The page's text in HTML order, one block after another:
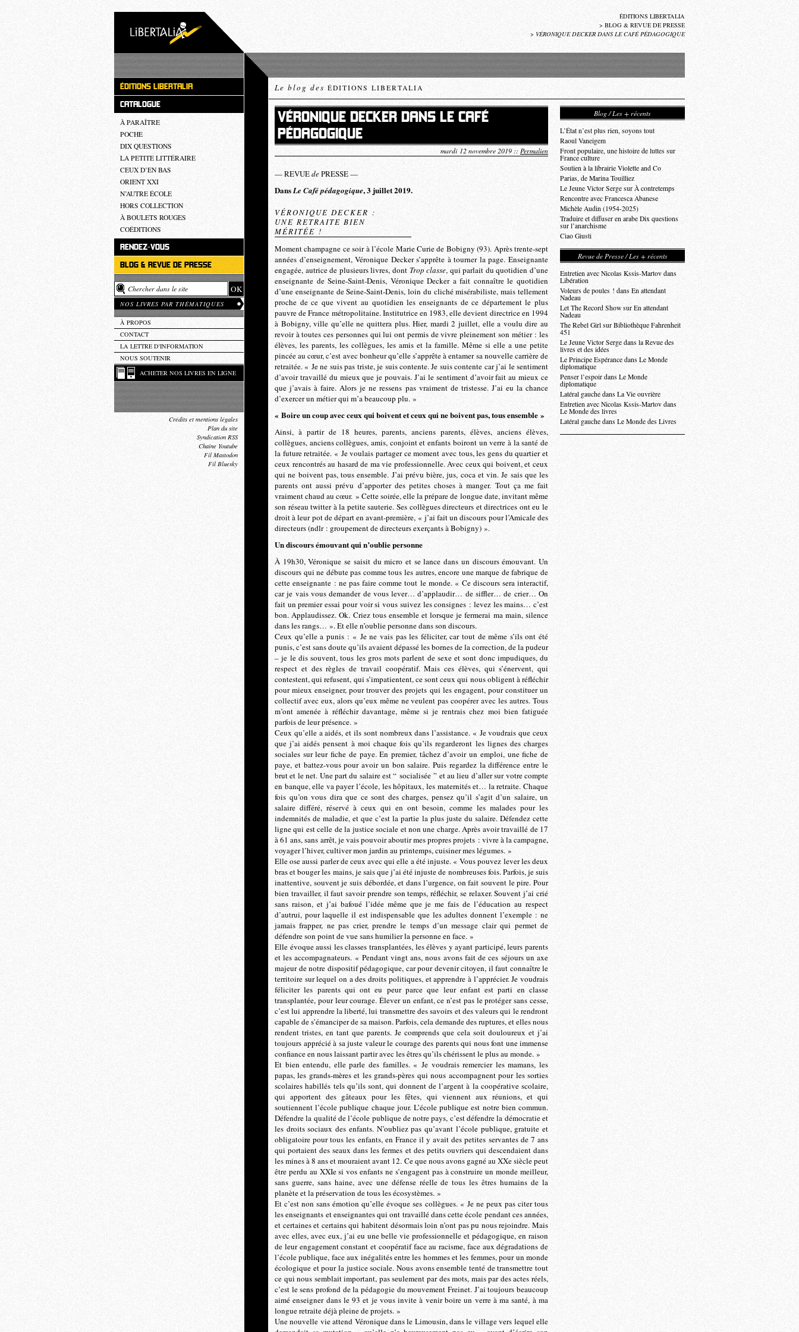
ÉDITIONS LIBERTALIA
> BLOG & REVUE DE PRESSE
> VÉRONIQUE DECKER DANS LE CAFÉ PÉDAGOGIQUE
ÉDITIONS LIBERTALIA
CATALOGUE
À PARAÎTRE
POCHE
DIX QUESTIONS
LA PETITE LITTÉRAIRE
CEUX D’EN BAS
ORIENT XXI
N’AUTRE ÉCOLE
HORS COLLECTION
À BOULETS ROUGES
COÉDITIONS
RENDEZ-VOUS
BLOG & REVUE DE PRESSE
NOS LIVRES PAR THÉMATIQUES
À PROPOS
CONTACT
LA LETTRE D'INFORMATION
NOUS SOUTENIR
ACHETER NOS LIVRES EN LIGNE
Crédits et mentions légales
Plan du site
Syndication RSS
Chaîne Youtube
Fil Mastodon
Fil Bluesky
Le blog des ÉDITIONS LIBERTALIA
VÉRONIQUE DECKER DANS LE CAFÉ
PÉDAGOGIQUE
mardi 12 novembre 2019 :: Permalien
— REVUEdePRESSE —
DansLe Café pédagogique, 3 juillet 2019.
VÉRONIQUE DECKER :
UNE RETRAITE BIEN
MÉRITÉE !
Moment champagne ce soir à l’école Marie Curie de Bobigny (93). Après trente-sept
années d’enseignement, Véronique Decker s’apprête à tourner la page. Enseignante
engagée, autrice de plusieurs livres, dont Trop classe, qui parlait du quotidien d’une
enseignante de Seine-Saint-Denis, Véronique Decker a fait connaître le quotidien
d’une enseignante de Seine-Saint-Denis, loin du cliché misérabiliste, mais tellement
proche de ce que vivent au quotidien les enseignants de ce département le plus
pauvre de France métropolitaine. Institutrice en 1983, elle devient directrice en 1994
à Bobigny, ville qu’elle ne quittera plus. Hier, mardi 2 juillet, elle a voulu dire au
revoir à toutes ces personnes qui lui ont permis de vivre pleinement son métier : les
élèves, les parents, les collègues, les amis et la famille. Même si elle a une petite
pincée au cœur, c’est avec bonheur qu’elle s’apprête à entamer sa nouvelle carrière de
retraitée. « Je ne suis pas triste, je suis contente. Je suis contente car j’ai le sentiment
d’avoir travaillé du mieux que je pouvais. J’ai le sentiment d’avoir fait au mieux ce
que j’avais à faire. Alors je ne ressens pas vraiment de tristesse. J’ai eu la chance
d’exercer un métier qui m’a beaucoup plu. »
« Boire un coup avec ceux qui boivent et ceux qui ne boivent pas, tous ensemble »
Ainsi, à partir de 18 heures, parents, anciens parents, élèves, anciens élèves,
collègues, anciens collègues, amis, conjoint et enfants boiront un verre à la santé de
la future retraitée. « Je voulais partager ce moment avec tous, les gens du quartier et
ceux rencontrés au hasard de ma vie professionnelle. Avec ceux qui boivent, et ceux
qui ne boivent pas, tous ensemble. J’ai prévu bière, jus, coca et vin. Je sais que les
parents ont aussi prévu d’apporter des petites choses à manger. Tout ça me fait
vraiment chaud au cœur. » Cette soirée, elle la prépare de longue date, invitant même
son réseau twitter à la petite sauterie. Ses collègues directeurs et directrices ont eu le
droit à leur pot de départ en avant-première, « j’ai fait un discours pour l’Amicale des
directeurs (ndlr : groupement de directeurs exerçants à Bobigny) ».
Un discours émouvant qui n’oublie personne
À 19h30, Véronique se saisit du micro et se lance dans un discours émouvant. Un
discours qui ne débute pas comme tous les autres, encore une marque de fabrique de
cette enseignante : ne pas faire comme tout le monde. « Ce discours sera interactif,
car je vais vous demander de vous lever… d’applaudir… de siffler… de crier… On
fait un premier essai pour voir si vous suivez les consignes : levez les mains… c’est
bon. Applaudissez. Ok. Criez tous ensemble et lorsque je fermerai ma main, silence
dans les rangs… ». Et elle n’oublie personne dans son discours.
Ceux qu’elle a punis : « Je ne vais pas les féliciter, car tout de même s’ils ont été
punis, c’est sans doute qu’ils avaient dépassé les bornes de la correction, de la pudeur
– je le dis souvent, tous les gros mots parlent de sexe et sont donc impudiques, du
respect et des règles de travail coopératif. Mais ces élèves, qui s’énervent, qui
contestent, qui refusent, qui s’impatientent, ce sont ceux qui nous obligent à réfléchir
pour mieux enseigner, pour trouver des projets qui les engagent, pour constituer un
collectif avec eux, alors qu’eux même ne veulent pas coopérer avec les autres. Tous
m’ont amenée à réfléchir davantage, même si je rentrais chez moi bien fatiguée
parfois de leur présence. »
Ceux qu’elle a aidés, et ils sont nombreux dans l’assistance. « Je voudrais que ceux
que j’ai aidés pensent à moi chaque fois qu’ils regarderont les lignes des charges
sociales sur leur fiche de paye. En premier, tâchez d’avoir un emploi, une fiche de
paye, et battez-vous pour avoir un bon salaire. Puis regardez la différence entre le
brut et le net. Une part du salaire est “ socialisée ” et au lieu d’aller sur votre compte
en banque, elle va payer l’école, les hôpitaux, les maternités et… la retraite. Chaque
fois qu’on vous dira que ce sont des charges, pensez qu’il s’agit d’un salaire, un
salaire différé, réservé à ceux qui en ont besoin, comme les malades pour les
indemnités de maladie, et que c’est la partie la plus juste du salaire. Défendez cette
ligne qui est celle de la justice sociale et non une charge. Après avoir travaillé de 17
à 61 ans, sans arrêt, je vais pouvoir aboutir mes propres projets : vivre à la campagne,
voyager l’hiver, cultiver mon jardin au printemps, cuisiner mes légumes. »
Elle ose aussi parler de ceux avec qui elle a été injuste. « Vous pouvez lever les deux
bras et bouger les mains, je sais que j’ai été injuste de nombreuses fois. Parfois, je suis
inattentive, souvent je suis débordée, et dans l’urgence, on fait souvent le pire. Pour
bien travailler, il faut savoir prendre son temps, réfléchir, se relaxer. Souvent j’ai crié
sans raison, et j’ai bafoué l’idée même que je me fais de l’éducation au respect
d’autrui, pour laquelle il est indispensable que les adultes donnent l’exemple : ne
jamais frapper, ne pas crier, prendre le temps d’un message clair qui permet de
défendre son point de vue sans humilier la personne en face. »
Elle évoque aussi les classes transplantées, les élèves y ayant participé, leurs parents
et les accompagnateurs. « Pendant vingt ans, nous avons fait de ces séjours un axe
majeur de notre dispositif pédagogique, car pour devenir citoyen, il faut connaître le
territoire sur lequel on a des droits politiques, et apprendre à l’apprécier. Je voudrais
féliciter les parents qui ont eu peur parce que leur enfant est parti en classe
transplantée, pour leur courage. Élever un enfant, ce n’est pas le protéger sans cesse,
c’est lui apprendre la liberté, lui transmettre des savoirs et des valeurs qui le rendront
capable de s’émanciper de sa maison. Parfois, cela demande des ruptures, et elles nous
rendent tristes, en tant que parents. Je comprends que cela soit douloureux et j’ai
toujours apprécié à sa juste valeur le courage des parents qui nous font une immense
confiance en nous laissant partir avec les êtres qu’ils chérissent le plus au monde. »
Et bien entendu, elle parle des familles. « Je voudrais remercier les mamans, les
papas, les grands-mères et les grands-pères qui nous accompagnent pour les sorties
scolaires habillés tels qu’ils sont, qui donnent de l’argent à la coopérative scolaire,
qui apportent des gâteaux pour les fêtes, qui viennent aux réunions, et qui
soutiennent l’école publique chaque jour. L’école publique est notre bien commun.
Défendre la qualité de l’école publique de notre pays, c’est défendre la démocratie et
les droits sociaux des enfants. N’oubliez pas qu’avant l’école publique, gratuite et
obligatoire pour tous les enfants, en France il y avait des petites servantes de 7 ans
qui portaient des seaux dans les fermes et des petits ouvriers qui descendaient dans
les mines à 8 ans et mouraient avant 12. Ce que nous avons gagné au XXe siècle peut
être perdu au XXIe si vos enfants ne s’engagent pas à construire un monde meilleur,
sans guerre, sans haine, avec une défense réelle de tous les êtres humains de la
planète et la préservation de tous les écosystèmes. »
Et c’est non sans émotion qu’elle évoque ses collègues. « Je ne peux pas citer tous
les enseignants et enseignantes qui ont travaillé dans cette école pendant ces années,
et certaines et certains qui habitent désormais loin n’ont pas pu nous rejoindre. Mais
avec elles, avec eux, j’ai eu une belle vie professionnelle et pédagogique, en raison
de leur engagement constant et coopératif face au racisme, face aux dégradations de
l’école publique, face aux inégalités entre les hommes et les femmes, pour un monde
écologique et pour la justice sociale. Nous avons ensemble tenté de transmettre tout
ce qui nous semblait important, pas seulement par des mots, mais par des actes réels,
c’est le sens profond de la pédagogie du mouvement Freinet. J’ai toujours beaucoup
aimé enseigner dans le 93 et je vous invite à venir boire un verre à ma santé, à ma
longue retraite déjà pleine de projets. »
Une nouvelle vie attend Véronique dans le Limousin, dans le village vers lequel elle
Blog / Les + récents
L’État n’est plus rien, soyons tout
Raoul Vaneigem
Front populaire, une histoire de luttes sur
France culture
Soutien à la librairie Violette and Co
Parias, de Marina Touilliez
Le Jeune Victor Serge sur À contretemps
Rencontre avec Francesca Abanese
Michèle Audin (1954-2025)
Traduire et diffuser en arabe Dix questions
sur l’anarchisme
Ciao Giusti
Revue de Presse / Les + récents
Entretien avec Nicolas Kssis-Martov dans
Libération
Voleurs de poules ! dans En attendant
Nadeau
Let The Record Show sur En attendant
Nadeau
The Rebel Girl sur Bibliothèque Fahrenheit
451
Le Jeune Victor Serge dans la Revue des
livres et des idées
Le Principe Espérance dans Le Monde
diplomatique
Penser l’espoir dans Le Monde
diplomatique
Latéral gauche dans La Vie ouvrière
Entretien avec Nicolas Kssis-Martov dans
Le Monde des livres
Latéral gauche dans Le Monde des Livres